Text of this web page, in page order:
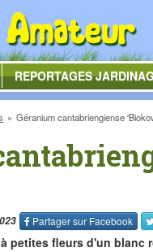
REPORTAGES
Géranium cantabriengiense
Partager sur Facebook
petites fleurs d'un blanc